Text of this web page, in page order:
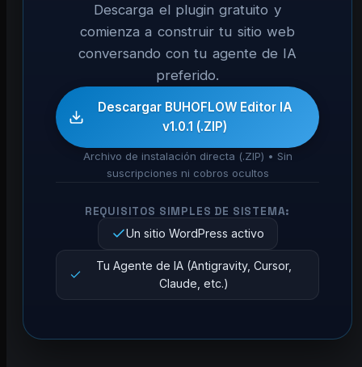
Descarga el plugin gratuito y
comienza a construir tu sitio web
conversando con tu agente de IA
preferido.
Descargar BUHOFLOW Editor IA
v1.0.1 (.ZIP)
Archivo de instalación directa (.ZIP) • Sin
suscripciones ni cobros ocultos
REQUISITOS SIMPLES DE SISTEMA:
Un sitio WordPress activo
Tu Agente de IA (Antigravity, Cursor,
Claude, etc.)